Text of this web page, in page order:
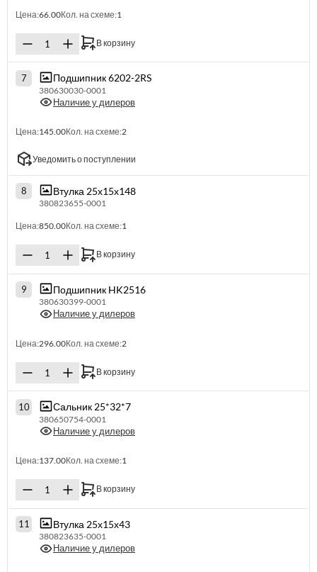
Цена:66.00Кол. на схеме:1
В корзину
7 Подшипник 6202-2RS
380630030-0001
Наличие у дилеров
Цена:145.00Кол. на схеме:2
Уведомить о поступлении
8 Втулка 25х15х148
380823655-0001
Цена:850.00Кол. на схеме:1
В корзину
9 Подшипник HK2516
380630399-0001
Наличие у дилеров
Цена:296.00Кол. на схеме:2
В корзину
10 Сальник 25*32*7
380650754-0001
Наличие у дилеров
Цена:137.00Кол. на схеме:1
В корзину
11 Втулка 25х15х43
380823635-0001
Наличие у дилеров